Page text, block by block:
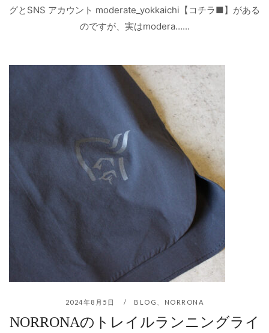
グとSNS アカウント moderate_yokkaichi【コチラ■】がある
のですが、実はmodera…...
2024年8月5日 BLOG NORRONA
NORRONAのトレイルランニングライ